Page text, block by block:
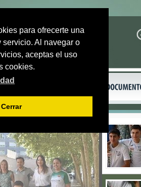
para ofrecerte una
servicio. Al navegar o
aceptas el uso
cookies.
Cerrar